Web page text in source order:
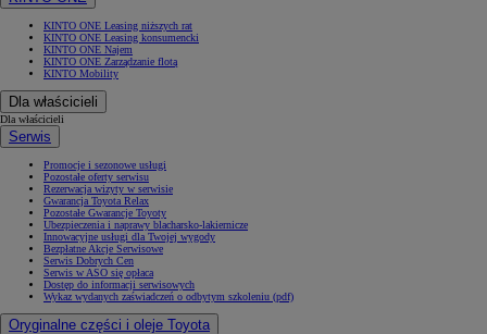
KINTO ONE Leasing niższych rat
KINTO ONE Leasing konsumencki
KINTO ONE Najem
KINTO ONE Zarządzanie flotą
KINTO Mobility
Dla właścicieli
Dla właścicieli
Serwis
Promocje i sezonowe usługi
Pozostałe oferty serwisu
Rezerwacja wizyty w serwisie
Gwarancja Toyota Relax
Pozostałe Gwarancje Toyoty
Ubezpieczenia i naprawy blacharsko-lakiernicze
Innowacyjne usługi dla Twojej wygody
Bezpłatne Akcje Serwisowe
Serwis Dobrych Cen
Serwis w ASO się opłaca
Dostęp do informacji serwisowych
Wykaz wydanych zaświadczeń o odbytym szkoleniu (pdf)
Oryginalne części i oleje Toyota